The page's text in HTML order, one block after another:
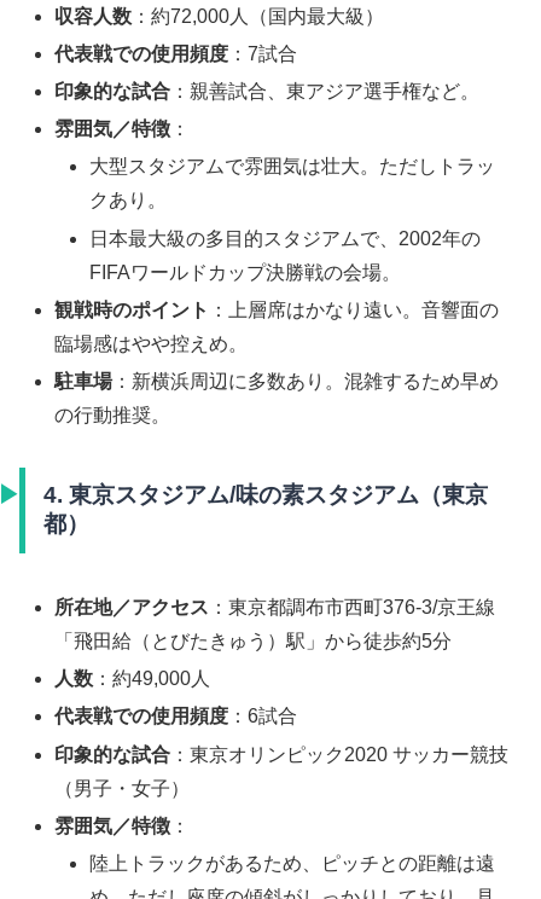
収容人数 ：約72,000人（国内最大級）
代表戦での使用頻度 ：7試合
印象的な試合 ：親善試合、東アジア選手権など。
雰囲気／特徴 ：
大型スタジアムで雰囲気は壮大。ただしトラッ
クあり。
日本最大級の多目的スタジアムで、2002年の
FIFAワールドカップ決勝戦の会場。
観戦時のポイント ：上層席はかなり遠い。音響面の
臨場感はやや控えめ。
駐車場：新横浜周辺に多数あり。混雑するため早め
の行動推奨。
4. 東京スタジアム/味の素スタジアム（東京
都）
所在地／アクセス ：東京都調布市西町376-3/京王線
「飛田給（とびたきゅう）駅」から徒歩約5分
人数 ：約49,000人
代表戦での使用頻度 ：6試合
印象的な試合 ：東京オリンピック2020 サッカー競技
（男子・女子）
雰囲気／特徴 ：
陸上トラックがあるため、ピッチとの距離は遠